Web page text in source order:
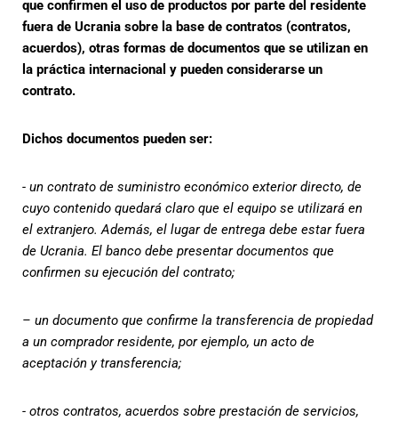
que confirmen el uso de productos por parte del residente
fuera de Ucrania sobre la base de contratos (contratos,
acuerdos), otras formas de documentos que se utilizan en
la práctica internacional y pueden considerarse un
contrato.
Dichos documentos pueden ser:
- un contrato de suministro económico exterior directo, de
cuyo contenido quedará claro que el equipo se utilizará en
el extranjero. Además, el lugar de entrega debe estar fuera
de Ucrania. El banco debe presentar documentos que
confirmen su ejecución del contrato;
– un documento que confirme la transferencia de propiedad
a un comprador residente, por ejemplo, un acto de
aceptación y transferencia;
- otros contratos, acuerdos sobre prestación de servicios,